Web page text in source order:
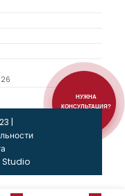
НУЖНА
КОНСУЛЬТАЦИЯ?
|
Studio